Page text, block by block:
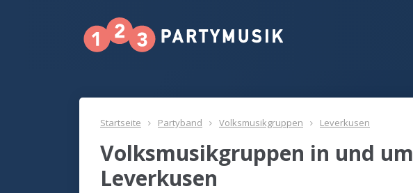
Startseite Partyband Volksmusikgruppen Leverkusen
Volksmusikgruppen in und um
Leverkusen